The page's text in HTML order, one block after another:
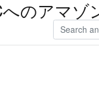
のアマゾ